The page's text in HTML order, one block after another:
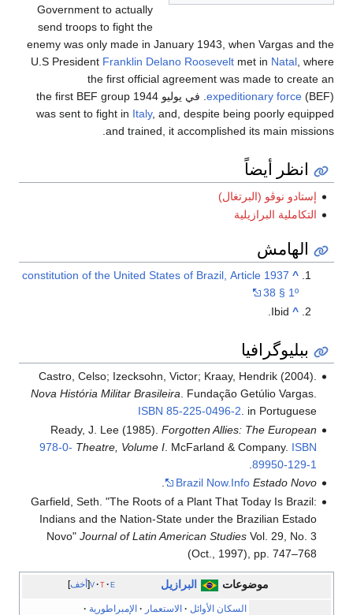
Government to actually
send troops to fight the
enemy was only made in January 1943, when Vargas and the
U.S President Franklin Delano Roosevelt met in Natal , where
the first official agreement was made to create an
expeditionary force
(BEF). في يوليو 1944 the first BEF group
was sent to fight in Italy, and, despite being poorly equipped
and trained, it accomplished its main missions.
انظر أيضاً
إستادو نوڤو (البرتغال)
التكاملية البرازيلية
الهامش
^
1937 constitution of the United States of Brazil, Article
38 § 1º
^
Ibid.
ببليوگرافيا
Castro, Celso; Izecksohn, Victor; Kraay, Hendrik (2004).
Nova História Militar Brasileira. Fundação Getúlio Vargas.
ISBN 85-225-0496-2. in Portuguese
Ready, J. Lee (1985). Forgotten Allies: The European
Theatre, Volume I. McFarland & Company. ISBN
978-0-
89950-129-1
Brazil Now.Info Estado Novo
Garfield, Seth. "The Roots of a Plant That Today Is Brazil:
Indians and the Nation-State under the Brazilian Estado
Novo" Journal of Latin American StudiesVol. 29, No. 3
(Oct., 1997), pp. 747–768
أخف v t e موضوعات البرازيل
السكان الأوائل · الاستعمار · الإمبراطورية ·